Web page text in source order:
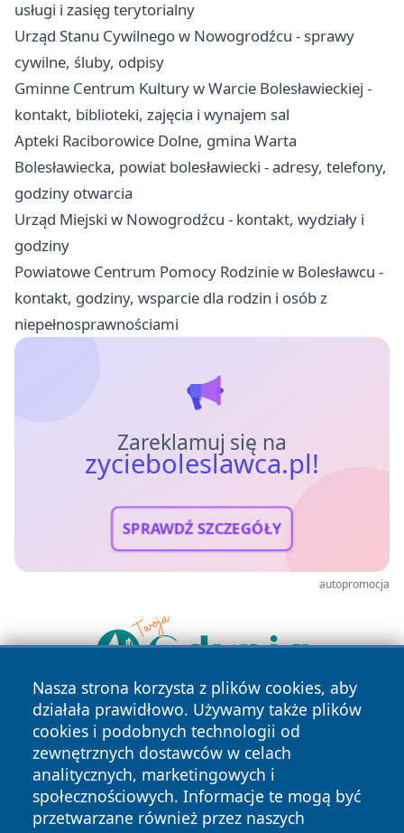
usługi i zasięg terytorialny
Urząd Stanu Cywilnego w Nowogrodźcu - sprawy
cywilne, śluby, odpisy
Gminne Centrum Kultury w Warcie Bolesławieckiej -
kontakt, biblioteki, zajęcia i wynajem sal
Apteki Raciborowice Dolne, gmina Warta
Bolesławiecka, powiat bolesławiecki - adresy, telefony,
godziny otwarcia
Urząd Miejski w Nowogrodźcu - kontakt, wydziały i
godziny
Powiatowe Centrum Pomocy Rodzinie w Bolesławcu -
kontakt, godziny, wsparcie dla rodzin i osób z
niepełnosprawnościami
Zareklamuj się na
zycieboleslawca.pl!
SPRAWDŹ SZCZEGÓŁY
autopromocja
Nasza strona korzysta z plików cookies, aby
działała prawidłowo. Używamy także plików
cookies i podobnych technologii od
zewnętrznych dostawców w celach
analitycznych, marketingowych i
społecznościowych. Informacje te mogą być
przetwarzane również przez naszych
Copyright © 2026 zycieboleslawca.pl Wszystkie prawa